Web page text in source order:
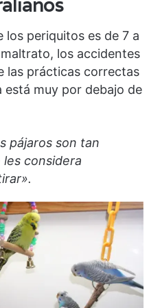
los periquitos es de 7 a
los accidentes
las prácticas correctas
está muy por debajo de
pájaros son tan
considera